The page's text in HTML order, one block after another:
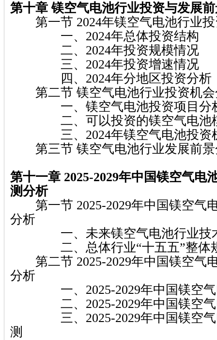
第十章 镁空气电池行业投资与发展
第一节 2024年镁空气电池行业投
一、2024年总体投资结构
二、2024年投资规模情况
三、2024年投资增速情况
四、2024年分地区投资分析
第二节 镁空气电池行业投资机会
一、镁空气电池投资项目分
二、可以投资的镁空气电池
三、2024年镁空气电池投资
第三节 镁空气电池行业发展前景
第十一章 2025-2029年中国镁空气电
测分析
第一节 2025-2029年中国镁空气
分析
一、未来镁空气电池行业技
二、总体行业“十五五”整体
第二节 2025-2029年中国镁空气
分析
一、2025-2029年中国镁空气
二、2025-2029年中国镁空气
三、2025-2029年中国镁空气
测